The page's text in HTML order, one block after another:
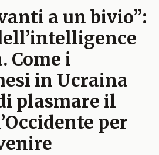
a un bivio”:
Come i
in Ucraina
plasmare il
per